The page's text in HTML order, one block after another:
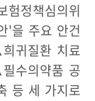
험정책심의위
'을 주요 안건
귀질환 치료
수의약품 공
등 세 가지로